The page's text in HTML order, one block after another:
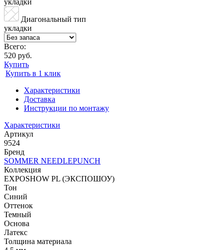
укладки
Диагональный тип
укладки
Всего:
520 руб.
Купить
Купить в 1 клик
Характеристики
Доставка
Инструкции по монтажу
Характеристики
Артикул
9524
Бренд
SOMMER NEEDLEPUNCH
Коллекция
EXPOSHOW PL (ЭКСПОШОУ)
Тон
Синий
Оттенок
Темный
Основа
Латекс
Толщина материала